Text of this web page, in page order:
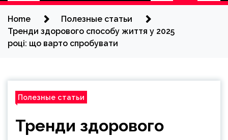
Home
Полезные статьи
Тренди здорового способу життя у 2025
році: що варто спробувати
Полезные статьи
Тренди здорового